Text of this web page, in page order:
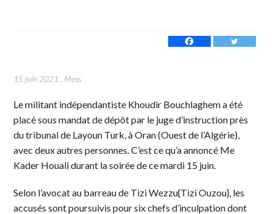
15 juin 2021 , Mess
Le militant indépendantiste Khoudir Bouchlaghem a été
placé sous mandat de dépôt par le juge d’instruction près
du tribunal de Layoun Turk, à Oran (Ouest de l’Algérie),
avec deux autres personnes. C’est ce qu’a annoncé Me
Kader Houali durant la soirée de ce mardi 15 juin.
Selon l’avocat au barreau de Tizi Wezzu{Tizi Ouzou}, les
accusés sont poursuivis pour six chefs d’inculpation dont